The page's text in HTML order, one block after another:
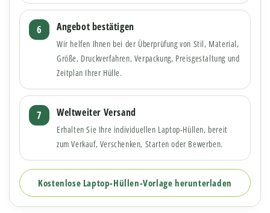
Angebot bestätigen
Wir helfen Ihnen bei der Überprüfung von Stil, Material,
Größe, Druckverfahren, Verpackung, Preisgestaltung und
Zeitplan Ihrer Hülle.
Weltweiter Versand
Erhalten Sie Ihre individuellen Laptop-Hüllen, bereit
zum Verkauf, Verschenken, Starten oder Bewerben.
Kostenlose Laptop-Hüllen-Vorlage herunterladen